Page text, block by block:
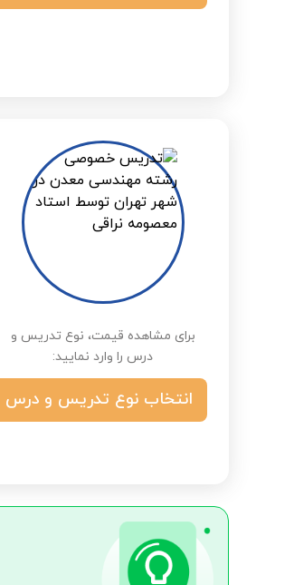
برای مشاهده قیمت، نوع تدریس و
درس را وارد نمایید:
انتخاب نوع تدریس و درس